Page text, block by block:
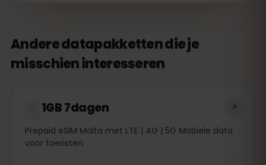
Andere datapakketten die je
misschien interesseren
1GB 7dagen
Prepaid eSIM Malta met LTE | 4G | 5G Mobiele data
voor toeristen